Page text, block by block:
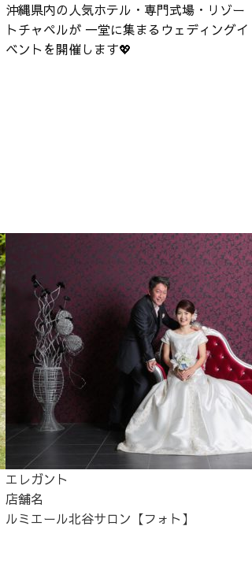
沖縄県内の人気ホテル・専門式場・リゾー
トチャペルが 一堂に集まるウェディングイ
ベントを開催します💖
エレガント
店舗名
ルミエール北谷サロン【フォト】